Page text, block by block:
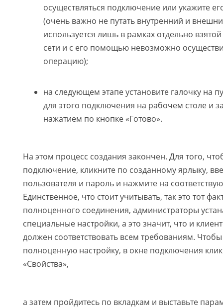
осуществляться подключение или укажите
(очень важно не путать внутренний и
используется лишь в рамках отдельно
сети и с его помощью невозможно
операцию);
на следующем этапе установите галочку на
для этого подключения на рабочем столе и
нажатием по кнопке «Готово».
На этом процесс создания закончен. Для того,
подключение, кликните по созданному ярлыку,
пользователя и пароль и нажмите на
Единственное, что стоит учитывать, так это тот
полноценного соединения, администраторы
специальные настройки, а это значит, что и
должен соответствовать всем требованиям.
полноценную настройку, в окне подключения
«Свойства»,
а затем пройдитесь по вкладкам и выставьте